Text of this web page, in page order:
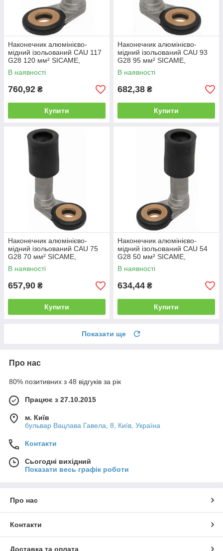
Наконечник алюмінієво-
мідний ізольований CAU 117
G28 120 мм² SICAME,
затискач з'єднувальний
пресувальний
В наявності
760,92 ₴
Купити
Наконечник алюмінієво-
мідний ізольований CAU 93
G28 95 мм² SICAME,
затискач з'єднувальний
пресувальний
В наявності
682,38 ₴
Купити
Наконечник алюмінієво-
мідний ізольований CAU 75
G28 70 мм² SICAME,
затискач з'єднувальний
пресувальний
В наявності
657,90 ₴
Купити
Наконечник алюмінієво-
мідний ізольований CAU 54
G28 50 мм² SICAME,
затискач з'єднувальний
пресувальний
В наявності
634,44 ₴
Купити
Показати ще
Про нас
80% позитивних з 48 відгуків за рік
Працює з 27.10.2015
м. Київ
бульвар Вацлава Гавела, 8, Київ, Україна
Контакти
Сьогодні вихідний
Показати весь графік роботи
Про нас
Контакти
Доставка та оплата